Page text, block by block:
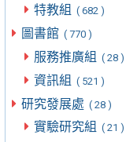
特教組 ( 682 )
圖書館 ( 770 )
服務推廣組 ( 28 )
資訊組 ( 521 )
研究發展處 ( 28 )
實驗研究組 ( 21 )